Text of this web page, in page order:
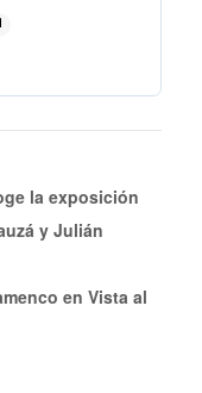
la exposición
y Julián
en Vista al